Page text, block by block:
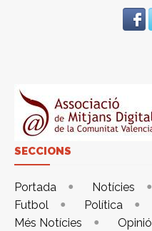
SECCIONS
Portada Notícies
Futbol
Política
Més Notícies
Opinió